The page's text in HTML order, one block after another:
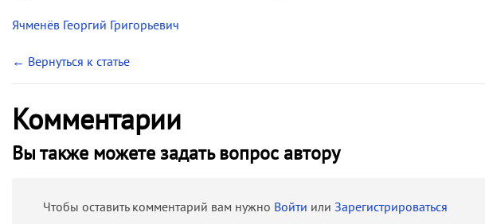
Ячменёв Георгий Григорьевич
← Вернуться к статье
Комментарии
Вы также можете задать вопрос автору
Чтобы оставить комментарий вам нужно Войти или Зарегистрироваться